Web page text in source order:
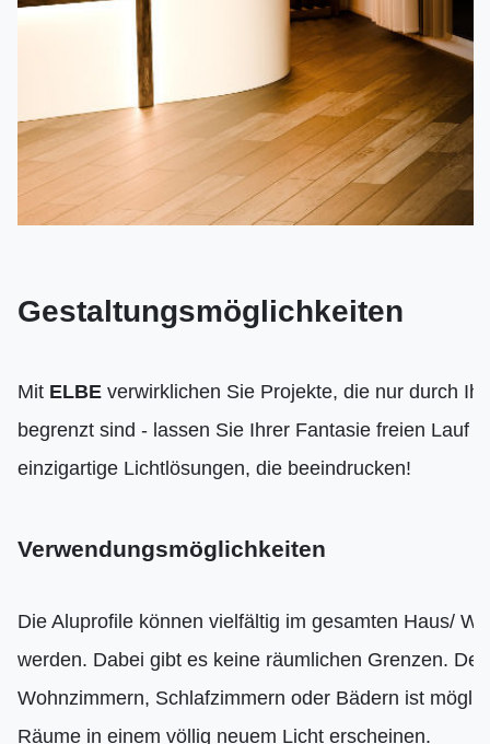
Gestaltungsmöglichkeiten
Mit ELBE verwirklichen Sie Projekte, die nur durch
begrenzt sind - lassen Sie Ihrer Fantasie freien Lauf
einzigartige Lichtlösungen, die beeindrucken!
Verwendungsmöglichkeiten
Die Aluprofile können vielfältig im gesamten Haus/
werden. Dabei gibt es keine räumlichen Grenzen.
Wohnzimmern, Schlafzimmern oder Bädern ist
Räume in einem völlig neuem Licht erscheinen.